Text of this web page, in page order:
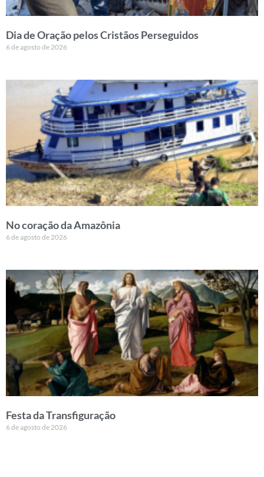
Dia de Oração pelos Cristãos Perseguidos
6 de agosto de 2026
No coração da Amazônia
6 de agosto de 2026
Festa da Transfiguração
6 de agosto de 2026